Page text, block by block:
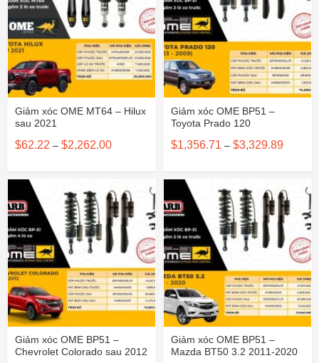
Giảm xóc OME MT64 – Hilux
sau 2021
$62.22 – $2,262.00Khoảng
$62.22
$2,262.00
Giảm xóc OME BP51 –
Toyota Prado 120
$1,356.71 – $3,329.89Khoảng
Giảm xóc OME BP51 –
Chevrolet Colorado sau 2012
Giảm xóc OME BP51 –
Mazda BT50 3.2 2011-2020